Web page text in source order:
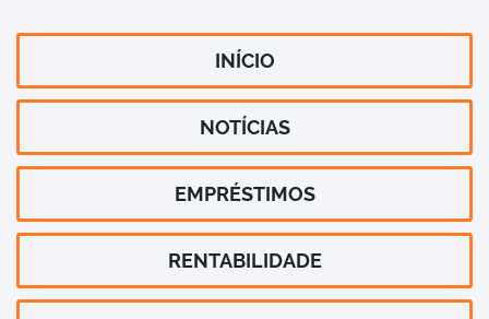
INÍCIO
NOTÍCIAS
EMPRÉSTIMOS
RENTABILIDADE